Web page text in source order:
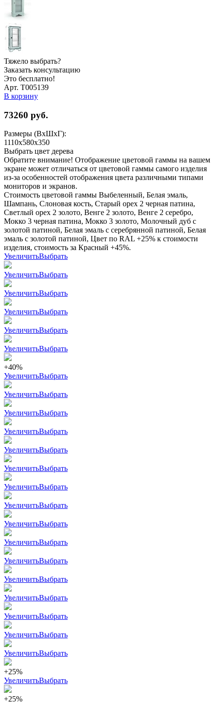
Тяжело выбрать?
Заказать консультацию
Это бесплатно!
Арт. Т005139
В корзину
73260 руб.
Размеры (ВхШхГ):
1110x580x350
Выбрать цвет дерева
Обратите внимание! Отображение цветовой гаммы на вашем
экране может отличаться от цветовой гаммы самого изделия
из-за особенностей отображения цвета различными типами
мониторов и экранов.
Стоимость цветовой гаммы Выбеленный, Белая эмаль,
Шампань, Слоновая кость, Старый орех 2 черная патина,
Светлый орех 2 золото, Венге 2 золото, Венге 2 серебро,
Мокко 3 черная патина, Мокко 3 золото, Молочный дуб с
золотой патиной, Белая эмаль с серебрянной патиной, Белая
эмаль с золотой патиной, Цвет по RAL +25% к стоимости
изделия, стоимость за Красный +45%.
УвеличитьВыбрать
УвеличитьВыбрать
УвеличитьВыбрать
УвеличитьВыбрать
УвеличитьВыбрать
УвеличитьВыбрать
+40%
УвеличитьВыбрать
УвеличитьВыбрать
УвеличитьВыбрать
УвеличитьВыбрать
УвеличитьВыбрать
УвеличитьВыбрать
УвеличитьВыбрать
УвеличитьВыбрать
УвеличитьВыбрать
УвеличитьВыбрать
УвеличитьВыбрать
УвеличитьВыбрать
УвеличитьВыбрать
УвеличитьВыбрать
УвеличитьВыбрать
УвеличитьВыбрать
+25%
УвеличитьВыбрать
+25%